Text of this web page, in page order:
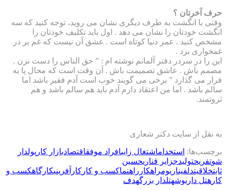
حرف آخرتان ؟
وقتی با انگشت به طرف دیگری نشان می روید، توجه کنید که سه
انگشت خودتان را نشان می دهد . اول باید تکلیف خودتان را
مشخص کنید . عمر دنیا کوتاه است . عشق آن نیست که غم بر در
غمخواری برد .
این را در سردر دفتر آلمانم نوشته ام : ” حق الناس را دست نزن .
مصمم باش . عاشق تصمیمت باش . آن وقت است که محال پا به
فرار می گذارد ” برخی می گویند خوب است آدم فقیر باشد اما
سالم باشد . اما من اعتقاد دارم آدم باید هم سالم باشد و هم
ثروتمند.
به نقل از سایت دکتر شعاری
برچسب‌ها: استخداماشتغال زاییافراد موفقاقتصادبازار کار پولدار
شوتفریحتولیدجزایر قناریحسین
ثابتخلاقیتدلفیناریومراهکار راهنماكسب و كار کارآفرینیکارگاهکسب و
کار هتل داریوشهتلدار بزرگهدف